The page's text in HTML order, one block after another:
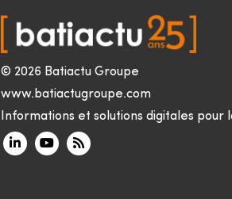
© 2026 Batiactu Groupe
www.batiactugroupe.com
Informations et solutions digitales pour